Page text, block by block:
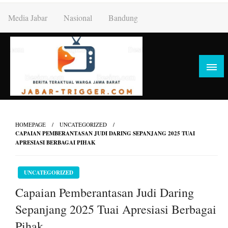
content
Media Jabar Nasional Bandung
HOMEPAGE UNCATEGORIZED
CAPAIAN PEMBERANTASAN JUDI DARING SEPANJANG 2025 TUAI
APRESIASI BERBAGAI PIHAK
UNCATEGORIZED
Capaian Pemberantasan Judi Daring
Sepanjang 2025 Tuai Apresiasi Berbagai